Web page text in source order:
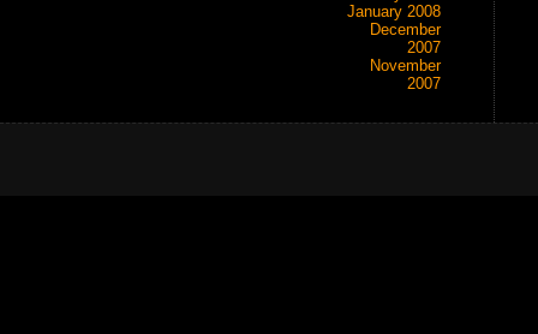
January 2008
December
2007
November
2007